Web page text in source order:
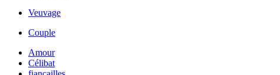
Veuvage
Couple
Amour
Célibat